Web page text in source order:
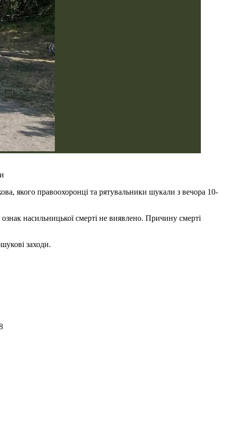
якого правоохоронці та рятувальники шукали з вечора 10-
насильницької смерті не виявлено. Причину смерті
заходи.